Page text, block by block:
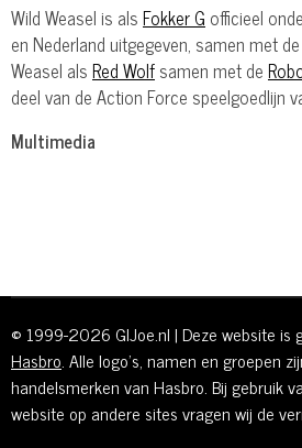
Wild Weasel is alsFokker G officieel
en Nederland uitgegeven, samen met de
Weasel alsRed Wolfsamen met de
deel van de Action Force speelgoedlijn
Multimedia
© 1999-2026 GIJoe.nl | Deze website is
Hasbro. Alle logo's, namen en groepen
handelsmerken van Hasbro. Bij gebruik
website op andere sites vragen wij de